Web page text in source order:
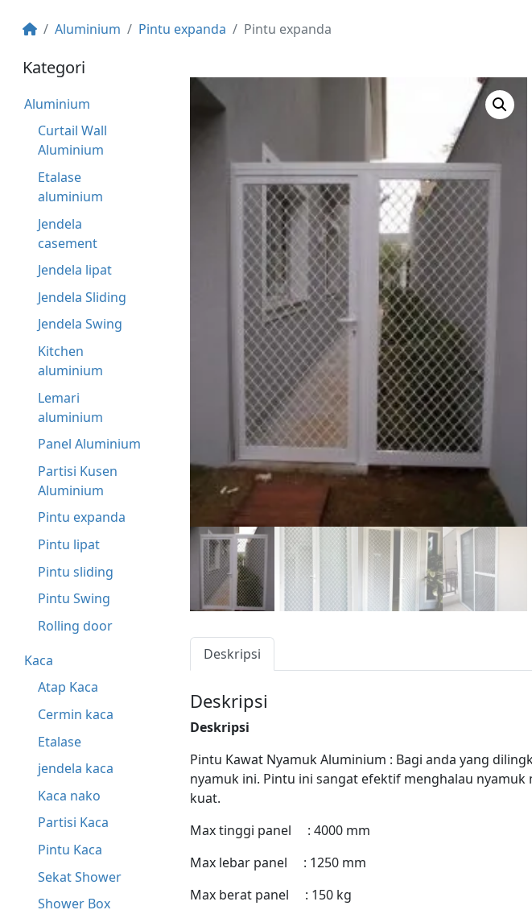
Aluminium Pintu expanda Pintu expanda
Kategori
Aluminium
Curtail Wall
Aluminium
Etalase
aluminium
Jendela
casement
Jendela lipat
Jendela Sliding
Jendela Swing
Kitchen
aluminium
Lemari
aluminium
Panel Aluminium
Partisi Kusen
Aluminium
Pintu expanda
Pintu lipat
Pintu sliding
Pintu Swing
Rolling door
Kaca
Atap Kaca
Cermin kaca
Etalase
jendela kaca
Kaca nako
Partisi Kaca
Pintu Kaca
Sekat Shower
Shower Box
Deskripsi
Deskripsi
Deskripsi
Pintu Kawat Nyamuk Aluminium : Bagi anda yang
nyamuk ini. Pintu ini sangat efektif menghalau
kuat.
Max tinggi panel : 4000 mm
Max lebar panel : 1250 mm
Max berat panel : 150 kg